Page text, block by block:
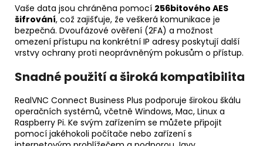
Vaše data jsou chráněna pomocí 256bitového AES
šifrování, což zajišťuje, že veškerá komunikace je
bezpečná. Dvoufázové ověření (2FA) a možnost
omezení přístupu na konkrétní IP adresy poskytují další
vrstvy ochrany proti neoprávněným pokusům o přístup.
Snadné použití a široká kompatibilita
RealVNC Connect Business Plus podporuje širokou škálu
operačních systémů, včetně Windows, Mac, Linux a
Raspberry Pi. Ke svým zařízením se můžete připojit
pomocí jakéhokoli počítače nebo zařízení s